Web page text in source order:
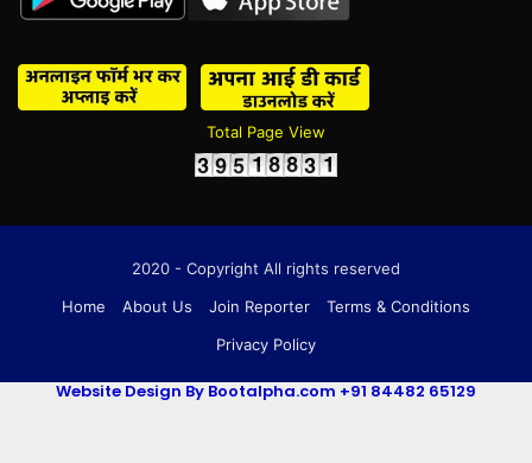
Total Page View
2020 - Copyright All rights reserved
Home
About Us Join Reporter
Terms & Conditions
Privacy Policy
Website Design By Bootalpha.com +91 84482 65129